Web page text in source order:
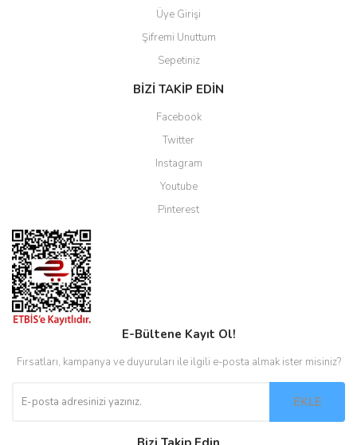
Üye Girişi
Şifremi Unuttum
Sepetiniz
BİZİ TAKİP EDİN
Facebook
Twitter
Instagram
Youtube
Pinterest
E-Bültene Kayıt Ol!
Fırsatları, kampanya ve duyuruları ile ilgili e-posta almak ister misiniz?
EKLE